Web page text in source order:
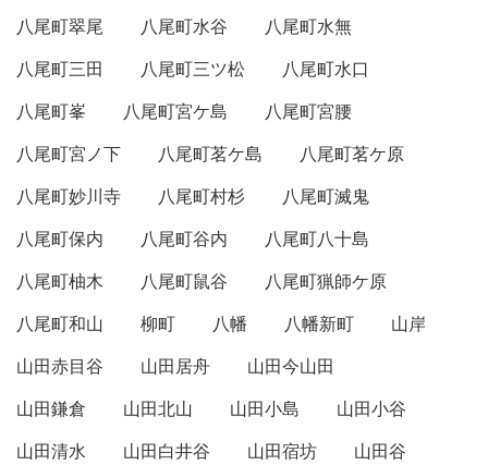
八尾町翠尾
八尾町水谷
八尾町水無
八尾町三田
八尾町三ツ松
八尾町水口
八尾町峯
八尾町宮ケ島
八尾町宮腰
八尾町宮ノ下
八尾町茗ケ島
八尾町茗ケ原
八尾町妙川寺
八尾町村杉
八尾町滅鬼
八尾町保内
八尾町谷内
八尾町八十島
八尾町柚木
八尾町鼠谷
八尾町猟師ケ原
八尾町和山
柳町 八幡 八幡新町
山岸
山田赤目谷
山田居舟
山田今山田
山田鎌倉
山田北山 山田小島
山田小谷
山田清水
山田白井谷 山田宿坊
山田谷